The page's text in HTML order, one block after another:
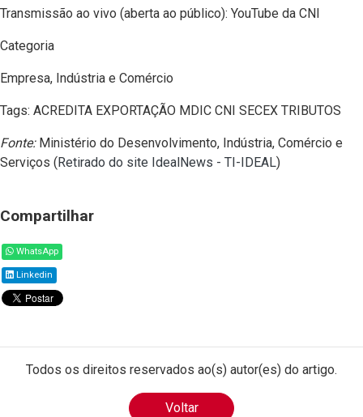
Transmissão ao vivo (aberta ao público): YouTube da CNI
Categoria
Empresa, Indústria e Comércio
Tags: ACREDITA EXPORTAÇÃO MDIC CNI SECEX TRIBUTOS
Fonte:Ministério do Desenvolvimento, Indústria, Comércio e
Serviços (Retirado do site IdealNews - TI-IDEAL)
Compartilhar
WhatsApp
Linkedin
Todos os direitos reservados ao(s) autor(es) do artigo.
Voltar